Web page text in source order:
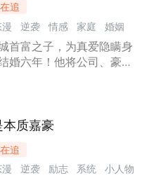
失之地，联手边境将士共
与境外入侵者。
追
逆袭 情感 家庭
婚姻
漫剧
首富之子，为真爱隐瞒身
婚六年！他将公司、豪
，苏晴早已与林阳联手，
陈凡名下千万资产全部转
以“婚内出轨”为由让他净身
质嘉豪
追
逆袭 励志 系统
小人物